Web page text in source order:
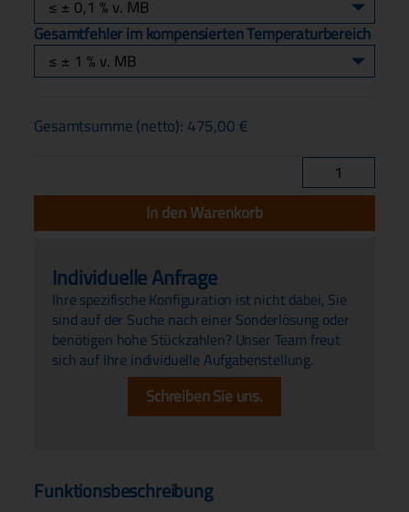
Gesamtfehler im kompensierten Temperaturbereich
Gesamtsumme (netto):475,00€
Drucksensor
PV25H
In den Warenkorb
Individuelle Anfrage
Ihre spezifische Konfiguration ist nicht dabei, Sie
sind auf der Suche nach einer Sonderlösung oder
benötigen hohe Stückzahlen? Unser Team freut
sich auf Ihre individuelle Aufgabenstellung.
Schreiben Sie uns.
Funktionsbeschreibung